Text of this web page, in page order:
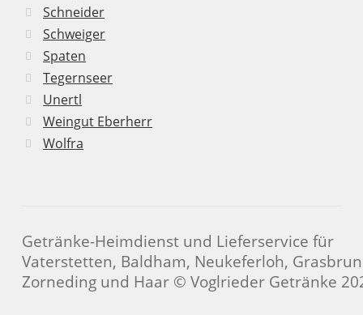
Schneider
Schweiger
Spaten
Tegernseer
Unertl
Weingut Eberherr
Wolfra
Getränke-Heimdienst und Lieferservice für
Vaterstetten, Baldham, Neukeferloh,
Zorneding und Haar © Voglrieder Getränke